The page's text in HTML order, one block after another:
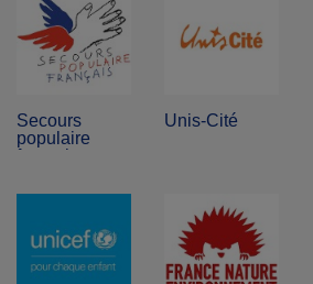
Secours
populaire
français
Unis-Cité